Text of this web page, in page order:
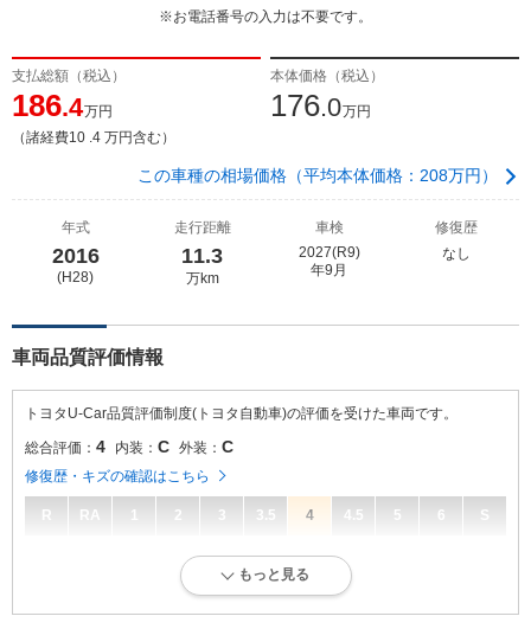
※お電話番号の入力は不要です。
支払総額（税込）
186.4万円
（諸経費10 .4 万円含む）
本体価格（税込）
176.0万円
この車種の相場価格（平均本体価格：208万円）
年式
2016
(H28)
走行距離
11.3
万km
車検
2027(R9)
年9月
修復歴
なし
車両品質評価情報
トヨタU-Car品質評価制度(トヨタ自動車)の評価を受けた車両です。
総合評価： 4 内装： C 外装： C
修復歴・キズの確認はこちら
R RA 1 2 3 3.5 4 4.5 5 6 S
キズ、へこみが少なく、全体的に良好な状態です。
もっと見る